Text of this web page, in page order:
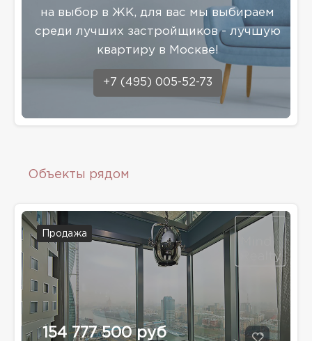
на выбор в ЖК, для вас мы выбираем
среди лучших застройщиков - лучшую
квартиру в Москве!
+7 (495) 005-52-73
Объекты рядом
Продажа
154 777 500 руб